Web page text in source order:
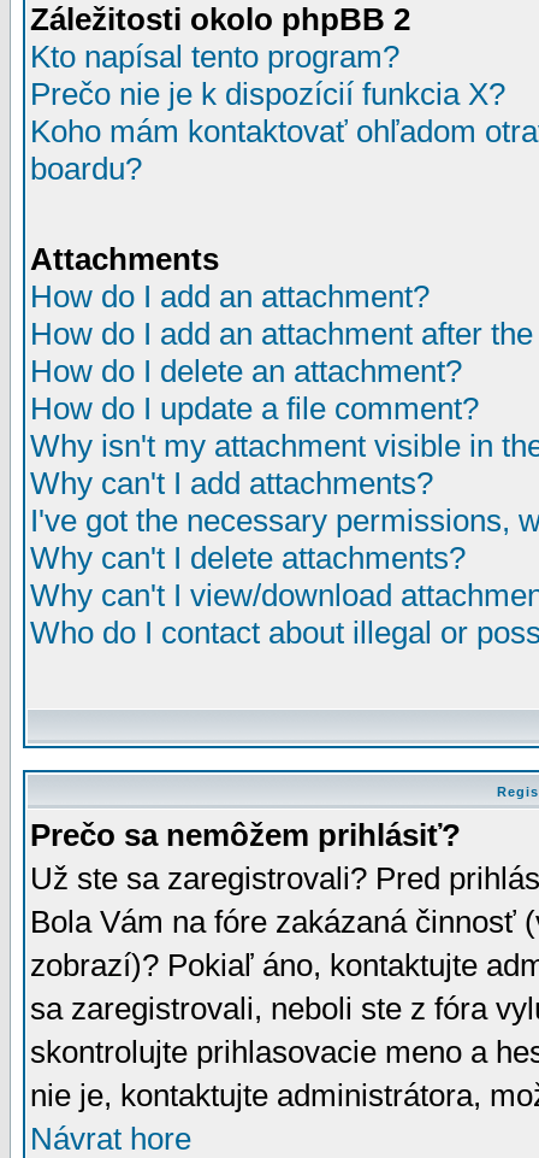
Záležitosti okolo phpBB 2
Kto napísal tento program?
Prečo nie je k dispozícií funkcia X?
Koho mám kontaktovať ohľadom
boardu?
Attachments
How do I add an attachment?
How do I add an attachment after
How do I delete an attachment?
How do I update a file comment?
Why isn't my attachment visible in
Why can't I add attachments?
I've got the necessary permissions,
Why can't I delete attachments?
Why can't I view/download
Who do I contact about illegal or
Prečo sa nemôžem prihlásiť?
Už ste sa zaregistrovali? Pred
Bola Vám na fóre zakázaná činnosť
zobrazí)? Pokiaľ áno, kontaktujte
sa zaregistrovali, neboli ste z fóra
skontrolujte prihlasovacie meno a
nie je, kontaktujte administrátora,
Návrat hore